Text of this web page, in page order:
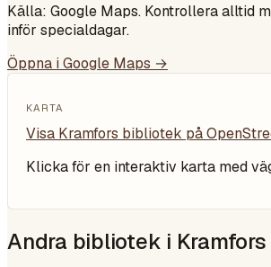
Källa: Google Maps. Kontrollera alltid
inför specialdagar.
Öppna i Google Maps →
KARTA
Visa Kramfors bibliotek på
Klicka för en interaktiv karta med
Andra bibliotek i